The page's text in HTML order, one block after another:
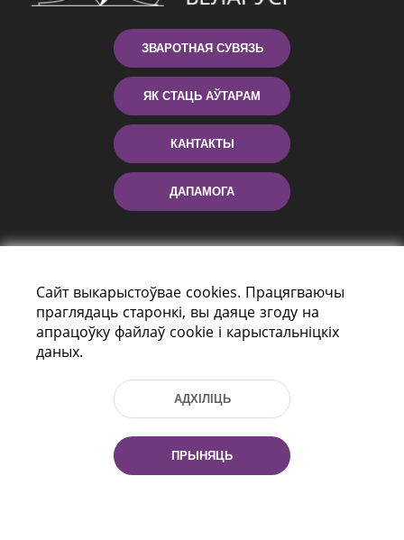
ЗВАРОТНАЯ СУВЯЗЬ
ЯК СТАЦЬ АЎТАРАМ
КАНТАКТЫ
ДАПАМОГА
праспект Незалежнасці 116
г. Мiнск, Рэспубліка Беларусь, 220114
Тэл.: (+375 17) 368 37 37, Факс: (+375 17)
Эл. пошта: inbox@nlb.by
Сайт выкарыстоўвае cookies. Працягваючы
праглядаць старонкі, вы даяце згоду на
апрацоўку файлаў cookie і карыстальніцкіх
даных.
АДХІЛІЦЬ
ПРЫНЯЦЬ